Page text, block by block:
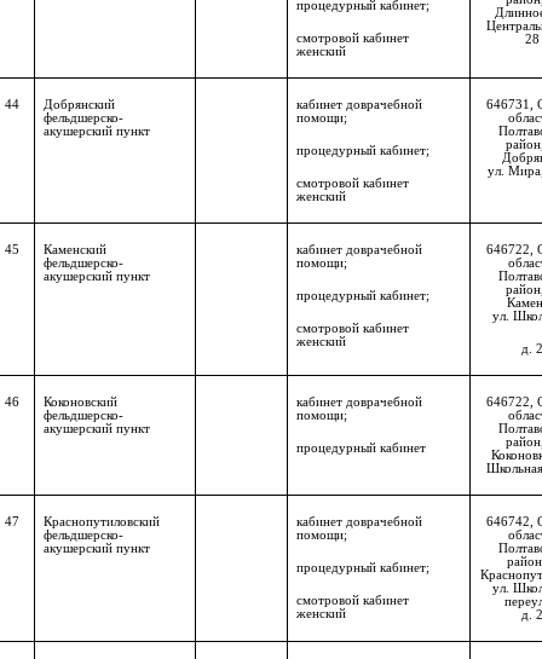
процедурный кабинет;
смотровой кабинет
женский
28
44
Добрянский
фельдшерско-
акушерский пункт
кабинет доврачебной
помощи;
процедурный кабинет;
смотровой кабинет
женский
646731,
ул.
45
Каменский
фельдшерско-
акушерский пункт
кабинет доврачебной
помощи;
процедурный кабинет;
смотровой кабинет
женский
646722,
ул.
д.
46
Коконовский
фельдшерско-
акушерский пункт
кабинет доврачебной
помощи;
процедурный кабинет
646722,
47
Краснопутиловский
фельдшерско-
акушерский пункт
кабинет доврачебной
помощи;
процедурный кабинет;
смотровой кабинет
женский
646742,
ул.
д.